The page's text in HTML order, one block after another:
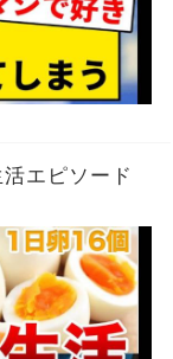
エピソード